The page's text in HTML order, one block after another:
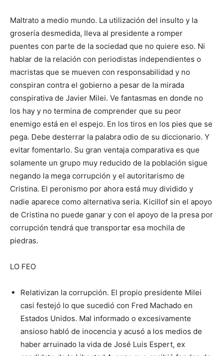
Maltrato a medio mundo. La utilización del insulto y la
grosería desmedida, lleva al presidente a romper
puentes con parte de la sociedad que no quiere eso. Ni
hablar de la relación con periodistas independientes o
macristas que se mueven con responsabilidad y no
conspiran contra el gobierno a pesar de la mirada
conspirativa de Javier Milei. Ve fantasmas en donde no
los hay y no termina de comprender que su peor
enemigo está en el espejo. En los tiros en los pies que se
pega. Debe desterrar la palabra odio de su diccionario. Y
evitar fomentarlo. Su gran ventaja comparativa es que
solamente un grupo muy reducido de la población sigue
negando la mega corrupción y el autoritarismo de
Cristina. El peronismo por ahora está muy dividido y
nadie aparece como alternativa seria. Kicillof sin el apoyo
de Cristina no puede ganar y con el apoyo de la presa por
corrupción tendrá que transportar esa mochila de
piedras.
LO FEO
Relativizan la corrupción. El propio presidente Milei
casi festejó lo que sucedió con Fred Machado en
Estados Unidos. Mal informado o excesivamente
ansioso habló de inocencia y acusó a los medios de
haber arruinado la vida de José Luis Espert, ex